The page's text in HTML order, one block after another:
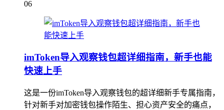
06
imToken导入观察钱包超详细指南，新手也能
快速上手
这是一份imToken导入观察钱包的超详细新手专属指南，
针对新手对加密钱包操作陌生、担心资产安全的痛点，